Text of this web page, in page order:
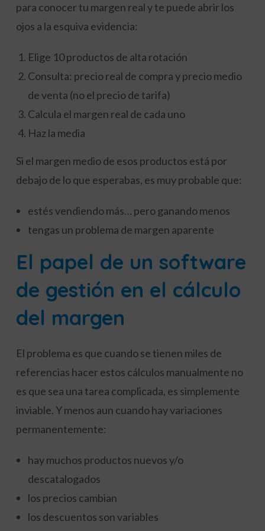
para conocer tu margen real y te puede abrir los
ojos a la esquiva evidencia:
Elige 10 productos de alta rotación
Consulta: precio real de compra y precio medio
de venta (no el precio de tarifa)
Calcula el margen real de cada uno
Haz la media
Si el margen medio de esos productos está por
debajo de lo que esperabas, es muy probable que:
estés vendiendo más… pero ganando menos
tengas un problema de margen aparente
El papel de un software
de gestión en el cálculo
del margen
El problema es que cuando se tienen miles de
referencias hacer estos cálculos manualmente no
es que sea una tarea complicada, es simplemente
inviable. Y menos aun cuando hay variaciones
permanentemente:
hay muchos productos nuevos y/o
descatalogados
los precios cambian
los descuentos son variables